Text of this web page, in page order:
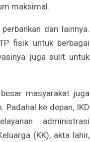
maksimal.
dan lainnya.
fisik untuk berbagai
juga sulit untuk
masyarakat juga
Padahal ke depan, IKD
administrasi
(KK), akta lahir,